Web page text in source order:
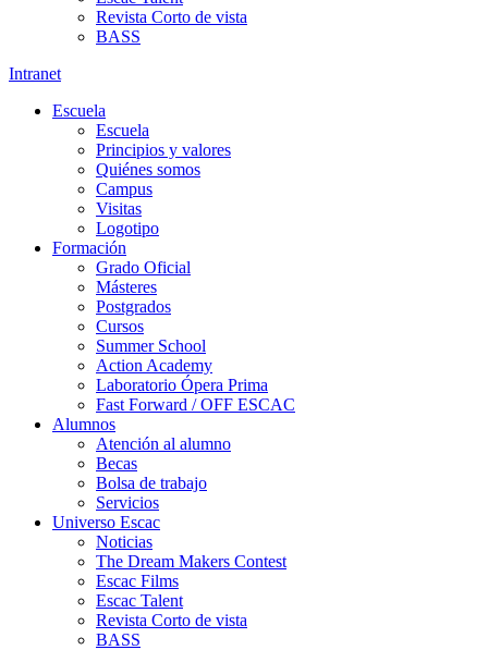
Revista Corto de vista
BASS
Intranet
Escuela
Escuela
Principios y valores
Quiénes somos
Campus
Visitas
Logotipo
Formación
Grado Oficial
Másteres
Postgrados
Cursos
Summer School
Action Academy
Laboratorio Ópera Prima
Fast Forward / OFF ESCAC
Alumnos
Atención al alumno
Becas
Bolsa de trabajo
Servicios
Universo Escac
Noticias
The Dream Makers Contest
Escac Films
Escac Talent
Revista Corto de vista
BASS